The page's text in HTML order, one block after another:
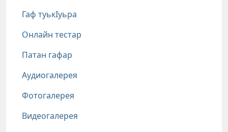
Гаф туькIуьра
Онлайн тестар
Патан гафар
Аудиогалерея
Фотогалерея
Видеогалерея